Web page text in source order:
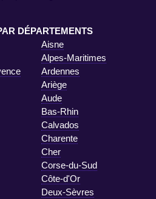
DÉPARTEMENTS
Aisne
Alpes-Maritimes
Ardennes
Ariège
Aude
Bas-Rhin
Calvados
Charente
Cher
Corse-du-Sud
Côte-d'Or
Deux-Sèvres